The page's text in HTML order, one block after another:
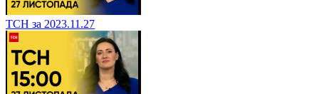
ТСН за 2023.11.27